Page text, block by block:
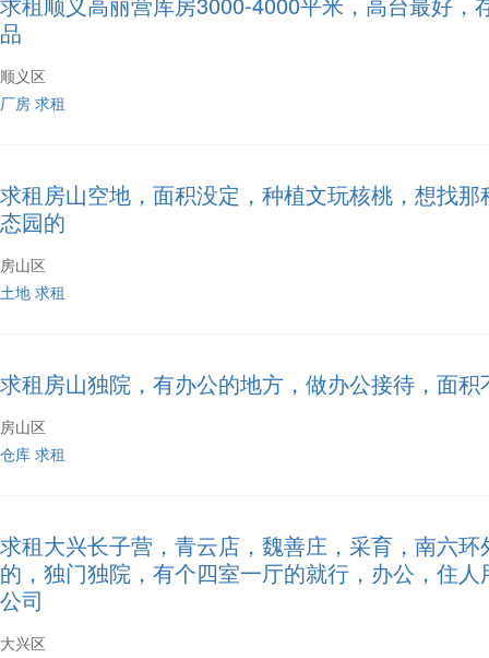
品
顺义区
厂房 求租
求租房山空地，面积没定，种植文玩核桃，想找那
态园的
房山区
土地 求租
求租房山独院，有办公的地方，做办公接待，面积
房山区
仓库 求租
求租大兴长子营，青云店，魏善庄，采育，南六环
的，独门独院，有个四室一厅的就行，办公，住人
公司
大兴区